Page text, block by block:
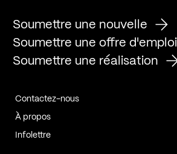
Soumettre une nouvelle
Soumettre une offre d'emploi
Soumettre une réalisation
Contactez-nous
À propos
Infolettre